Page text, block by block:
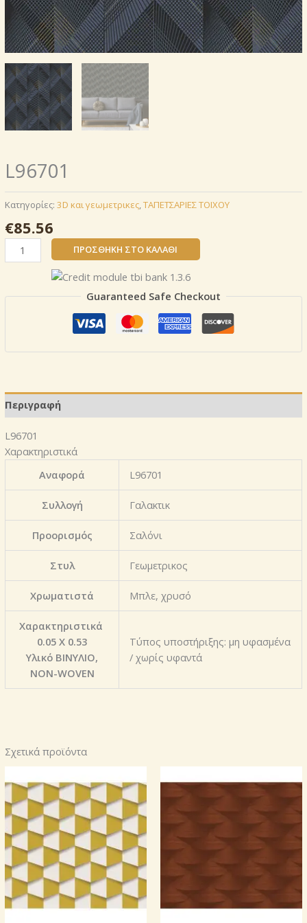
L96701
Κατηγορίες: 3D και γεωμετρικες ΤΑΠΕΤΣΑΡΙΕΣ ΤΟΙΧΟΥ
€85.56
L96701
ποσότητα
ΠΡΟΣΘΉΚΗ ΣΤΟ ΚΑΛΆΘΙ
Guaranteed Safe Checkout
Περιγραφή
L96701
Χαρακτηριστικά
Αναφορά
L96701
Συλλογή Γαλακτικ
Προορισμός Σαλόνι
Στυλ Γεωμετρικος
Χρωματιστά Μπλε, χρυσό
Χαρακτηριστικά
0.05 X 0.53
Υλικό ΒΙΝΥΛΙΟ,
NON-WOVEN
Τύπος υποστήριξης: μη υφασμένα
/ χωρίς υφαντά
Σχετικά προϊόντα